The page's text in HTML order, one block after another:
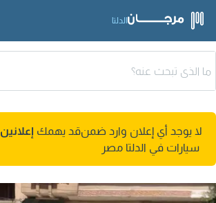
الدلتا
لا يوجد أي إعلان وارد ضمنقد يهمك إعلانين
سيارات في الدلتا مصر